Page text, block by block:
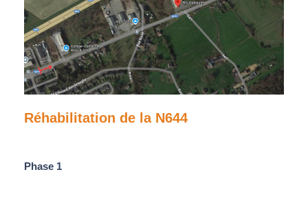
Réhabilitation de la N644
Phase 1